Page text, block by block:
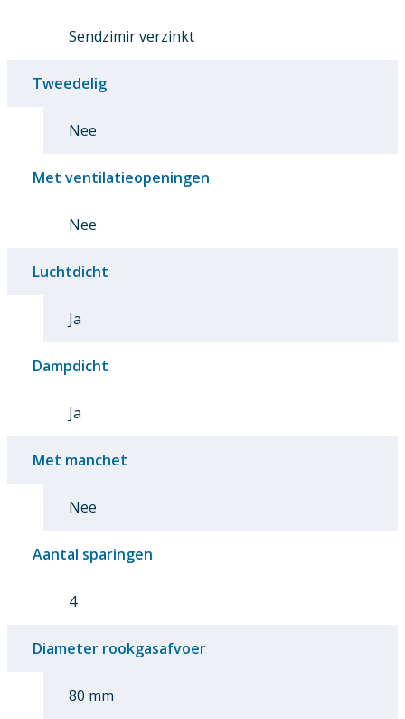
Sendzimir verzinkt
Tweedelig
Nee
Met ventilatieopeningen
Nee
Luchtdicht
Ja
Dampdicht
Ja
Met manchet
Nee
Aantal sparingen
4
Diameter rookgasafvoer
80 mm